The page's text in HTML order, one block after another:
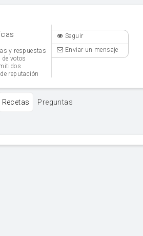
y respuestas
de votos
reputación
Seguir
Enviar un mensaje
Recetas Preguntas